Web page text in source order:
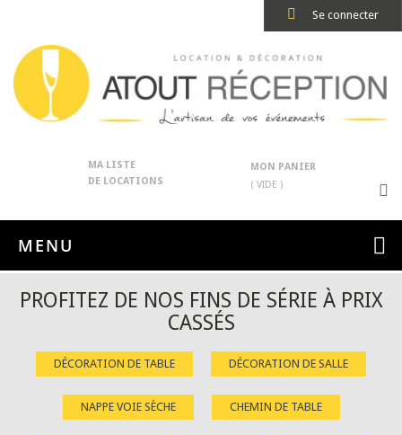
Se connecter
MA LISTE
DE LOCATIONS
MON PANIER
( VIDE )
MENU
PROFITEZ DE NOS FINS DE SÉRIE À PRIX
CASSÉS
DÉCORATION DE TABLE DÉCORATION DE SALLE
NAPPE VOIE SÈCHE CHEMIN DE TABLE